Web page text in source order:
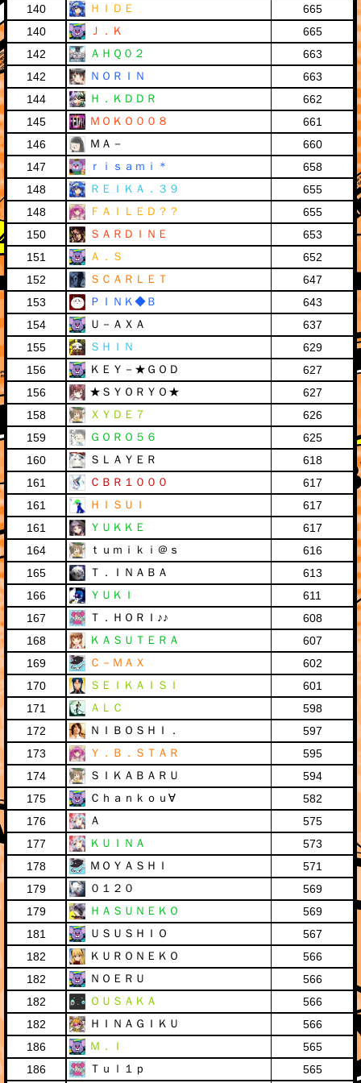
140
ＨＩＤＥ
665
140
Ｊ．Ｋ
665
142
ＡＨＱ０２
663
142
ＮＯＲＩＮ
663
144
Ｈ．ＫＤＤＲ
662
145
ＭＯＫＯ００８
661
146
ＭＡ－
660
147
ｒｉｓａｍｉ＊
658
148
ＲＥＩＫＡ．３９
655
148
ＦＡＩＬＥＤ？？
655
150
ＳＡＲＤＩＮＥ
653
151
Ａ．Ｓ
652
152
ＳＣＡＲＬＥＴ
647
153
ＰＩＮＫ◆Ｂ
643
154
Ｕ－ＡＸＡ
637
155
ＳＨＩＮ
629
156
ＫＥＹ－★ＧＯＤ
627
156
★ＳＹＯＲＹＯ★
627
158
ＸＹＤＥ７
626
159
ＧＯＲＯ５６
625
160
ＳＬＡＹＥＲ
618
161
ＣＢＲ１０００
617
161
ＨＩＳＵＩ
617
161
ＹＵＫＫＥ
617
164
ｔｕｍｉｋｉ＠ｓ
616
165
Ｔ．ＩＮＡＢＡ
613
166
ＹＵＫＩ
611
167
Ｔ．ＨＯＲＩ♪♪
608
168
ＫＡＳＵＴＥＲＡ
607
169
Ｃ－ＭＡＸ
602
170
ＳＥＩＫＡＩＳＩ
601
171
ＡＬＣ
598
172
ＮＩＢＯＳＨＩ．
597
173
Ｙ．Ｂ．ＳＴＡＲ
595
174
ＳＩＫＡＢＡＲＵ
594
175
Ｃｈａｎｋｏｕ∀
582
176
Ａ
575
177
ＫＵＩＮＡ
573
178
ＭＯＹＡＳＨＩ
571
179
０１２０
569
179
ＨＡＳＵＮＥＫＯ
569
181
ＵＳＵＳＨＩＯ
567
182
ＫＵＲＯＮＥＫＯ
566
182
ＮＯＥＲＵ
566
182
ＯＵＳＡＫＡ
566
182
ＨＩＮＡＧＩＫＵ
566
186
Ｍ．Ｉ
565
186
Ｔｕｌ１ｐ
565